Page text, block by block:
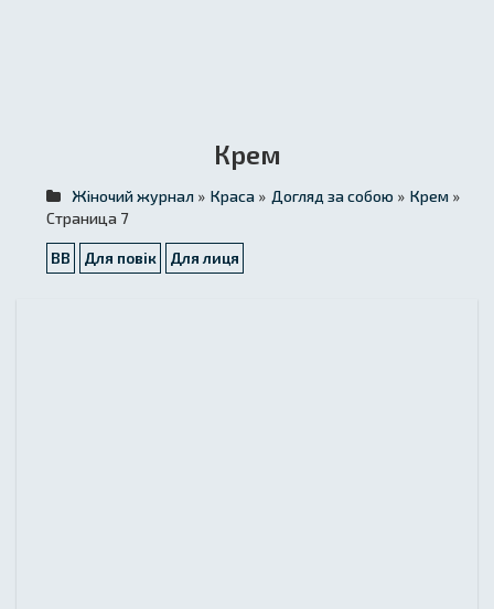
Крем
Жіночий журнал » Краса » Догляд за собою » Крем »
Страница 7
BB Для повік Для лиця